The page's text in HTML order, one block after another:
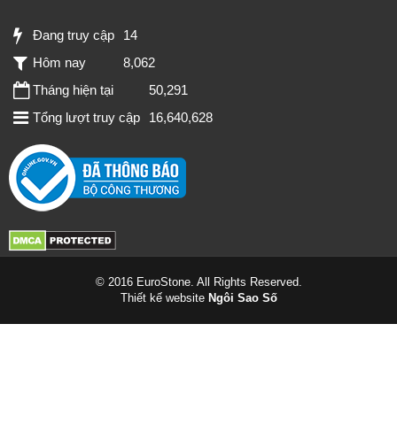
Đang truy cập
14
Hôm nay
8,062
Tháng hiện tại
50,291
Tổng lượt truy cập
16,640,628
© 2016 EuroStone. All Rights Reserved.
Thiết kế website Ngôi Sao Số